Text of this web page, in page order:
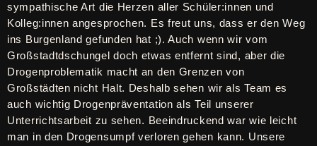
sympathische Art die Herzen aller Schüler:innen und
Kolleg:innen angesprochen. Es freut uns, dass er den Weg
ins Burgenland gefunden hat ;). Auch wenn wir vom
Großstadtdschungel doch etwas entfernt sind, aber die
Drogenproblematik macht an den Grenzen von
Großstädten nicht Halt. Deshalb sehen wir als Team es
auch wichtig Drogenpräventation als Teil unserer
Unterrichtsarbeit zu sehen. Beeindruckend war wie leicht
man in den Drogensumpf verloren gehen kann. Unsere